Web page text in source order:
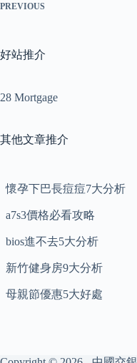
PREVIOUS
好站推介
28 Mortgage
其他文章推介
懷孕下巴長痘痘7大分析
a7s3價格必看攻略
bios進不去5大分析
新竹健身房9大分析
母親節優惠5大好處